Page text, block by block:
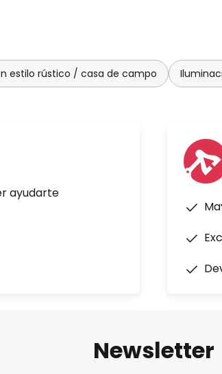
estilo rústico / casa de campo
ayudarte
Newsletter